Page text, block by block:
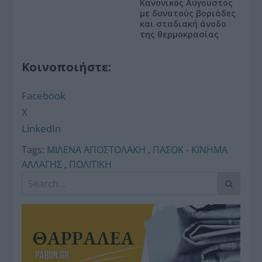
Κανονικός Αύγουστος
με δυνατούς βοριάδες
και σταδιακή άνοδο
της θερμοκρασίας
Κοινοποιήστε:
Facebook
X
LinkedIn
Tags: ΜΙΛΕΝΑ ΑΠΟΣΤΟΛΑΚΗ , ΠΑΣΟΚ - ΚΙΝΗΜΑ
ΑΛΛΑΓΗΣ , ΠΟΛΙΤΙΚΗ